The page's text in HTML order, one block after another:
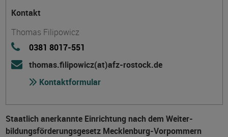
Kontakt
Thomas Filipowicz
0381 8017-551
thomas.filipowicz(at)afz-rostock.de
Kontaktformular
Staatlich anerkannte Einrichtung nach dem Weiter­
bildungs­förderungs­gesetz Mecklenburg-Vorpommern